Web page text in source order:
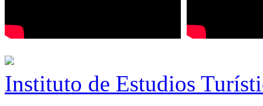
Instituto de Estudios